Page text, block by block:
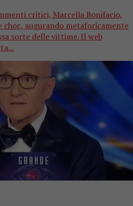
critici, Marcella Bonifacio,
choc, augurando metaforicamente
sorte delle vittime. Il web